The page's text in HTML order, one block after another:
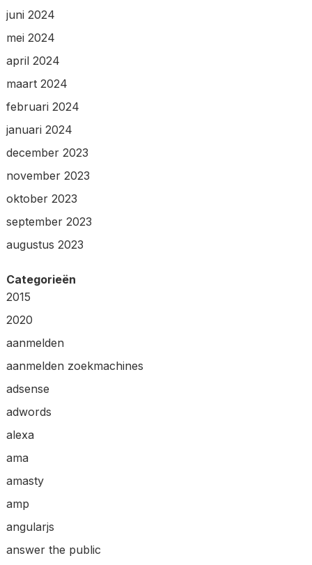
juni 2024
mei 2024
april 2024
maart 2024
februari 2024
januari 2024
december 2023
november 2023
oktober 2023
september 2023
augustus 2023
Categorieën
2015
2020
aanmelden
aanmelden zoekmachines
adsense
adwords
alexa
ama
amasty
amp
angularjs
answer the public